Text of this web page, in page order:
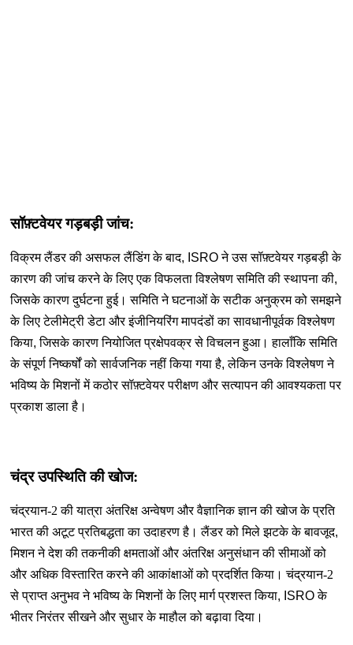
सॉफ़्टवेयर गड़बड़ी जांच:
विक्रम लैंडर की असफल लैंडिंग के बाद, ISRO ने उस सॉफ़्टवेयर गड़बड़ी के
कारण की जांच करने के लिए एक विफलता विश्लेषण समिति की स्थापना की,
जिसके कारण दुर्घटना हुई। समिति ने घटनाओं के सटीक अनुक्रम को समझने
के लिए टेलीमेट्री डेटा और इंजीनियरिंग मापदंडों का सावधानीपूर्वक विश्लेषण
किया,जिसके कारण नियोजित प्रक्षेपवक्र से विचलन हुआ। हालाँकि समिति
के संपूर्ण निष्कर्षों को सार्वजनिक नहीं किया गया है,लेकिन उनके विश्लेषण ने
भविष्य के मिशनों में कठोर सॉफ़्टवेयर परीक्षण और सत्यापन की आवश्यकता पर
प्रकाश डाला है।
चंद्र उपस्थिति की खोज:
चंद्रयान-2 की यात्रा अंतरिक्ष अन्वेषण और वैज्ञानिक ज्ञान की खोज के प्रति
भारत की अटूट प्रतिबद्धता का उदाहरण है। लैंडर को मिले झटके के बावजूद,
मिशन ने देश की तकनीकी क्षमताओं और अंतरिक्ष अनुसंधान की सीमाओं को
और अधिक विस्तारित करने की आकांक्षाओं को प्रदर्शित किया। चंद्रयान-2
से प्राप्त अनुभव ने भविष्य के मिशनों के लिए मार्ग प्रशस्त किया, ISRO के
भीतर निरंतर सीखने और सुधार के माहौल को बढ़ावा दिया।